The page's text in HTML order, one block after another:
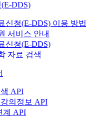
DDS)
신청(E-DDS) 이용 방법
서비스 안내
신청(E-DDS)
자료 검색
API
의정보 API
계 API